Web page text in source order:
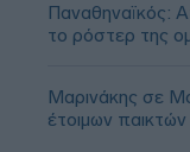
Παναθηναϊκός:
το ρόστερ της
Μαρινάκης σε
έτοιμων